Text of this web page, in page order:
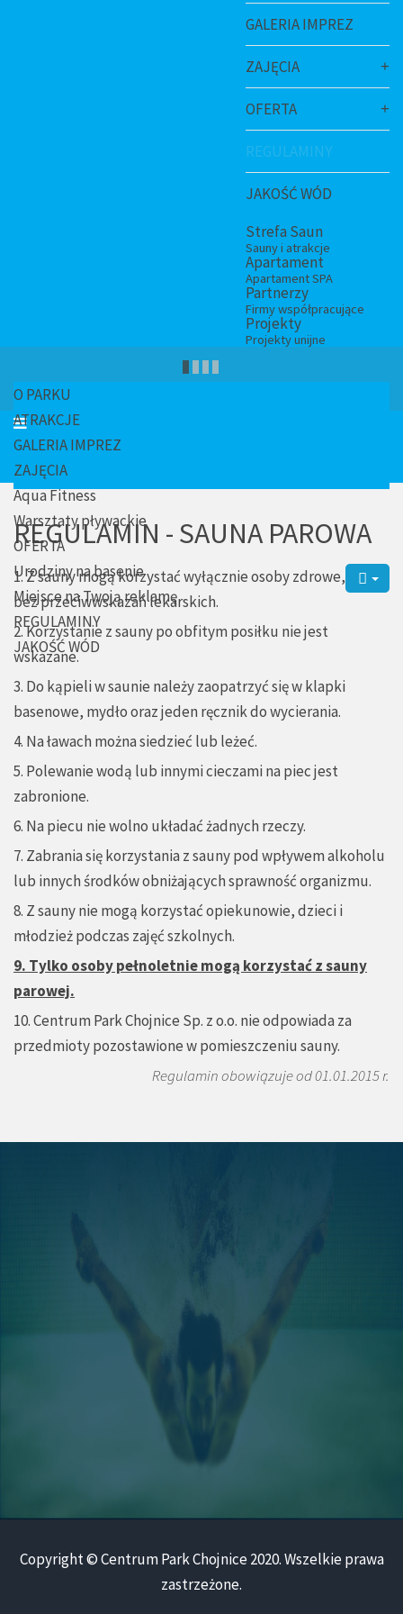
GALERIA IMPREZ
ZAJĘCIA
OFERTA
REGULAMINY
JAKOŚĆ WÓD
Strefa Saun
Sauny i atrakcje
Apartament
Apartament SPA
Partnerzy
Firmy współpracujące
Projekty
Projekty unijne
O PARKU
ATRAKCJE
GALERIA IMPREZ
ZAJĘCIA
Aqua Fitness
Warsztaty pływackie
OFERTA
Urodziny na basenie
Miejsce na Twoją reklamę
REGULAMINY
JAKOŚĆ WÓD
REGULAMIN - SAUNA PAROWA
1. Z sauny mogą korzystać wyłącznie osoby zdrowe,
bez przeciwwskazań lekarskich.
2. Korzystanie z sauny po obfitym posiłku nie jest
wskazane.
3. Do kąpieli w saunie należy zaopatrzyć się w klapki
basenowe, mydło oraz jeden ręcznik do wycierania.
4. Na ławach można siedzieć lub leżeć.
5. Polewanie wodą lub innymi cieczami na piec jest
zabronione.
6. Na piecu nie wolno układać żadnych rzeczy.
7. Zabrania się korzystania z sauny pod wpływem alkoholu
lub innych środków obniżających sprawność organizmu.
8. Z sauny nie mogą korzystać opiekunowie, dzieci i
młodzież podczas zajęć szkolnych.
9. Tylko osoby pełnoletnie mogą korzystać z sauny
parowej.
10. Centrum Park Chojnice Sp. z o.o. nie odpowiada za
przedmioty pozostawione w pomieszczeniu sauny.
Regulamin obowiązuje od 01.01.2015 r.
Copyright © Centrum Park Chojnice 2020. Wszelkie prawa
zastrzeżone.